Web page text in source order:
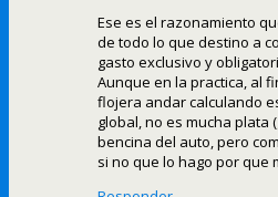
Ese es el razonamiento
de todo lo que destino a
gasto exclusivo y
Aunque en la practica, al
flojera andar calculando
global, no es mucha plata
bencina del auto, pero
si no que lo hago por que